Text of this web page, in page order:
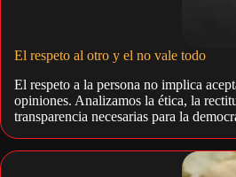
El respeto al otro y el no vale todo
El respeto a la persona no implica
opiniones. Analizamos la ética, la
transparencia necesarias para la